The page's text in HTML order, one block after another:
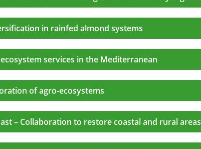
in rainfed almond systems
services in the Mediterranean
of agro-ecosystems
– Collaboration to restore coastal and rural areas